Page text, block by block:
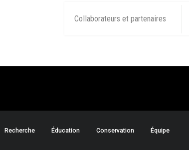
Collaborateurs et partenaires
Recherche Éducation Conservation Équipe